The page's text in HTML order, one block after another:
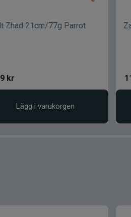
Zhad 21cm/77g Parrot
kr
Lägg i varukorgen